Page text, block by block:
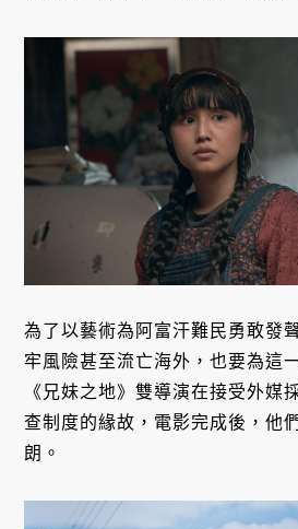
為了以藝術為阿富汗難民勇敢發
牢風險甚至流亡海外，也要為這
《兄妹之地》雙導演在接受外媒
查制度的緣故，電影完成後，他
朗。